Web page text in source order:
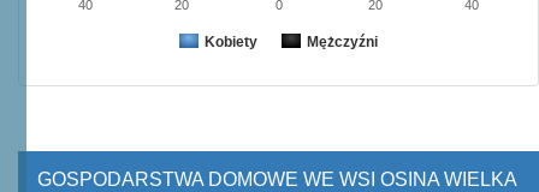
Kobiety Mężczyźni
40 20 0 20 40
GOSPODARSTWA DOMOWE WE WSI OSINA WIELKA